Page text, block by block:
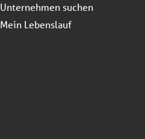
Unternehmen suchen
Mein Lebenslauf